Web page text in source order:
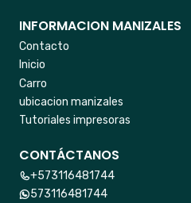
INFORMACION MANIZALES
Contacto
Inicio
Carro
ubicacion manizales
Tutoriales impresoras
CONTÁCTANOS
+573116481744
573116481744